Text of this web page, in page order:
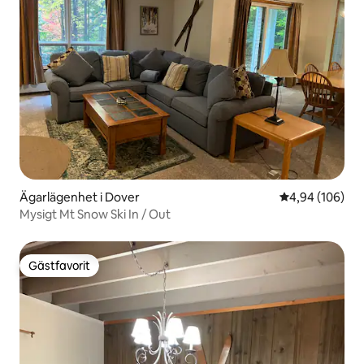
Ägarlägenhet i Dover 4,94 av 5 i
4,94 (106)
Mysigt Mt Snow Ski In / Out
Gästfavorit
Gästfavorit